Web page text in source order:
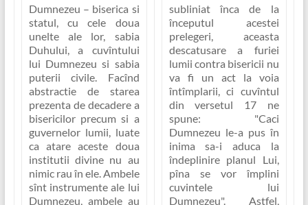
Dumnezeu – biserica si
statul, cu cele doua
unelte ale lor, sabia
Duhului, a cuvîntului
lui Dumnezeu si sabia
puterii civile. Facînd
abstractie de starea
prezenta de decadere a
bisericilor precum si a
guvernelor lumii, luate
ca atare aceste doua
institutii divine nu au
nimic rau în ele. Ambele
sînt instrumente ale lui
Dumnezeu, ambele au
subliniat înca de la
începutul acestei
prelegeri, aceasta
descatusare a furiei
lumii contra bisericii nu
va fi un act la voia
întîmplarii, ci cuvîntul
din versetul 17 ne
spune: "Caci
Dumnezeu le-a pus în
inima sa-i aduca la
îndeplinire planul Lui,
pîna se vor împlini
cuvintele lui
Dumnezeu". Astfel,